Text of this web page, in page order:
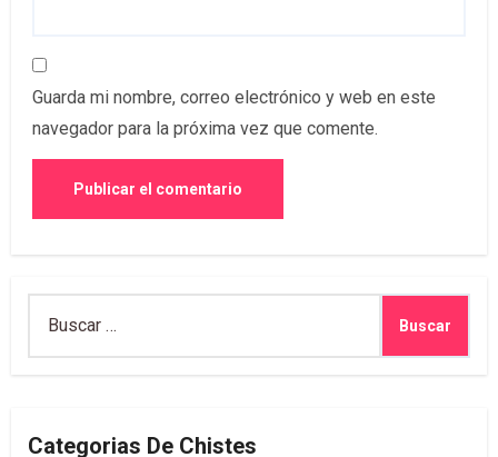
Guarda mi nombre, correo electrónico y web en este
navegador para la próxima vez que comente.
Categorias De Chistes